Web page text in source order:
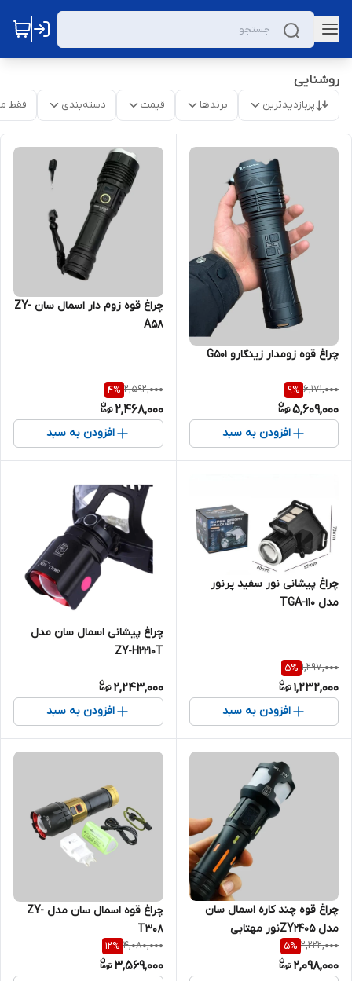
روشنایی
پربازدیدترین برندها قیمت دسته‌بندی فقط
چراغ قوه زومدار زینگارو G501
6,171,000
9%
5,609,000
افزودن به سبد
چراغ قوه زوم دار اسمال سان ZY-
A58
2,592,000
4%
2,468,000
افزودن به سبد
چراغ پیشانی نور سفید پرنور
مدل TGA-110
1,297,000
5%
1,232,000
افزودن به سبد
چراغ پیشانی اسمال سان مدل
ZY-H2210T
2,243,000
افزودن به سبد
چراغ قوه چند کاره اسمال سان
مدل ZY2405نور مهتابی
2,222,000
5%
2,098,000
چراغ قوه اسمال سان مدل ZY-
T308
4,080,000
12%
3,569,000